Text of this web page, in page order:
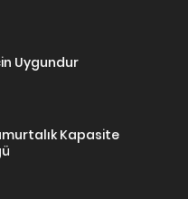
Uygundur
Kapasite